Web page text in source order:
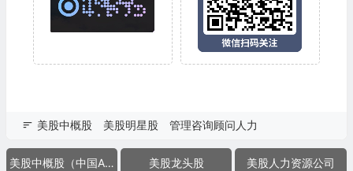
美股中概股 美股明星股 管理咨询顾问人力
美股中概股（中国ADR） 美股龙头股 美股人力资源公司